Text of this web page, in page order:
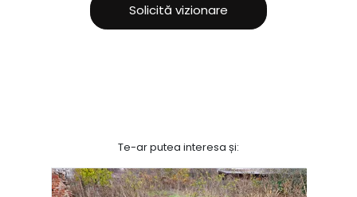
Solicită vizionare
Te-ar putea interesa și: